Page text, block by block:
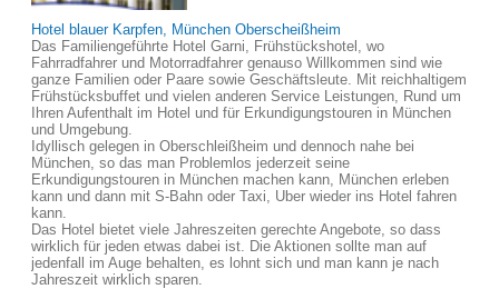
Hotel blauer Karpfen, München Oberscheißheim
Das Familiengeführte Hotel Garni, Frühstückshotel, wo
Fahrradfahrer und Motorradfahrer genauso Willkommen sind wie
ganze Familien oder Paare sowie Geschäftsleute. Mit reichhaltigem
Frühstücksbuffet und vielen anderen Service Leistungen, Rund um
Ihren Aufenthalt im Hotel und für Erkundigungstouren in München
und Umgebung.
Idyllisch gelegen in Oberschleißheim und dennoch nahe bei
München, so das man Problemlos jederzeit seine
Erkundigungstouren in München machen kann, München erleben
kann und dann mit S-Bahn oder Taxi, Uber wieder ins Hotel fahren
kann.
Das Hotel bietet viele Jahreszeiten gerechte Angebote, so dass
wirklich für jeden etwas dabei ist. Die Aktionen sollte man auf
jedenfall im Auge behalten, es lohnt sich und man kann je nach
Jahreszeit wirklich sparen.